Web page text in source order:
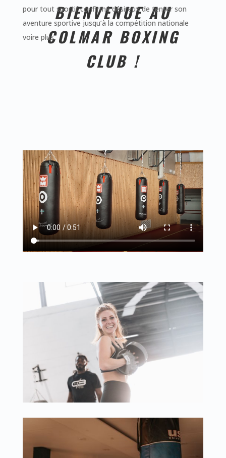
BIENVENUE AU
COLMAR BOXING
CLUB !
pour tout sportif confirmé désireux de tenter son
aventure sportive jusqu’à la compétition nationale
voire plus.